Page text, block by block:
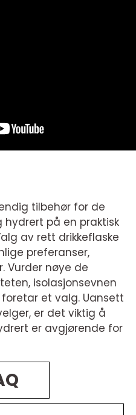
tilbehør for de
hydrert på en praktisk
av rett drikkeflaske
preferanser,
Vurder nøye de
isolasjonsevnen
et valg. Uansett
er det viktig å
er avgjørende for